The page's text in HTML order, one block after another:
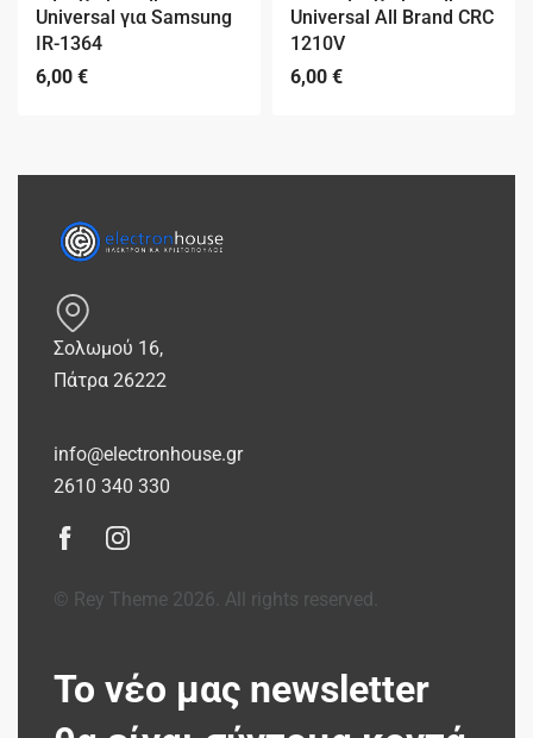
Universal για Samsung
IR-1364
6,00 €
Universal All Brand CRC
1210V
6,00 €
Σολωμού 16,
Πάτρα 26222
info@electronhouse.gr
2610 340 330
© Rey Theme 2026. All rights reserved.
Το νέο μας newsletter